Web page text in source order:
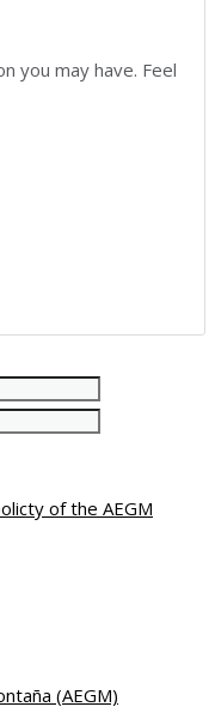
you may have. Feel
of the AEGM